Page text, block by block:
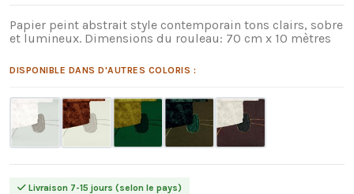
Papier peint abstrait style contemporain tons clairs, sobre
et lumineux. Dimensions du rouleau: 70 cm x 10 mètres
DISPONIBLE DANS D'AUTRES COLORIS :
Livraison 7-15 jours (selon le pays)